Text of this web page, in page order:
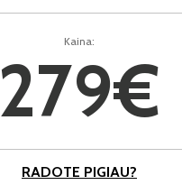
Kaina:
279€
RADOTE PIGIAU?